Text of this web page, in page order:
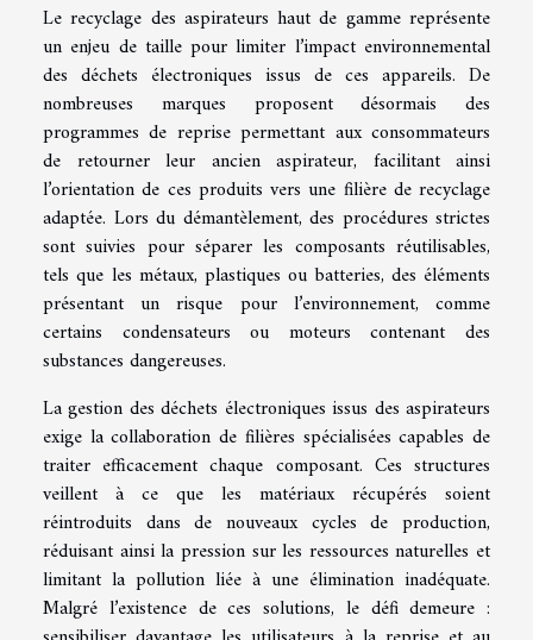
Le recyclage des aspirateurs haut de gamme représente
un enjeu de taille pour limiter l’impact environnemental
des déchets électroniques issus de ces appareils. De
nombreuses marques proposent désormais des
programmes de reprise permettant aux consommateurs
de retourner leur ancien aspirateur, facilitant ainsi
l’orientation de ces produits vers une filière de recyclage
adaptée. Lors du démantèlement, des procédures strictes
sont suivies pour séparer les composants réutilisables,
tels que les métaux, plastiques ou batteries, des éléments
présentant un risque pour l’environnement, comme
certains condensateurs ou moteurs contenant des
substances dangereuses.
La gestion des déchets électroniques issus des aspirateurs
exige la collaboration de filières spécialisées capables de
traiter efficacement chaque composant. Ces structures
veillent à ce que les matériaux récupérés soient
réintroduits dans de nouveaux cycles de production,
réduisant ainsi la pression sur les ressources naturelles et
limitant la pollution liée à une élimination inadéquate.
Malgré l’existence de ces solutions, le défi demeure :